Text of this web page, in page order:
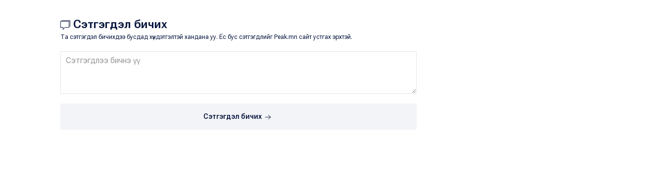
Сэтгэгдэл бичих
Та сэтгэгдэл бичихдээ бусдад хүндэтгэлтэй хандана уу. Ёс бус сэтгэгдлийг Peak.mn сайт устгах эрхтэй.
Сэтгэгдэл бичих